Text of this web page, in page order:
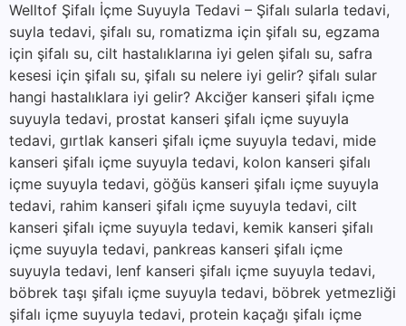
Welltof Şifalı İçme Suyuyla Tedavi – Şifalı sularla tedavi,
suyla tedavi, şifalı su, romatizma için şifalı su, egzama
için şifalı su, cilt hastalıklarına iyi gelen şifalı su, safra
kesesi için şifalı su, şifalı su nelere iyi gelir? şifalı sular
hangi hastalıklara iyi gelir? Akciğer kanseri şifalı içme
suyuyla tedavi, prostat kanseri şifalı içme suyuyla
tedavi, gırtlak kanseri şifalı içme suyuyla tedavi, mide
kanseri şifalı içme suyuyla tedavi, kolon kanseri şifalı
içme suyuyla tedavi, göğüs kanseri şifalı içme suyuyla
tedavi, rahim kanseri şifalı içme suyuyla tedavi, cilt
kanseri şifalı içme suyuyla tedavi, kemik kanseri şifalı
içme suyuyla tedavi, pankreas kanseri şifalı içme
suyuyla tedavi, lenf kanseri şifalı içme suyuyla tedavi,
böbrek taşı şifalı içme suyuyla tedavi, böbrek yetmezliği
şifalı içme suyuyla tedavi, protein kaçağı şifalı içme